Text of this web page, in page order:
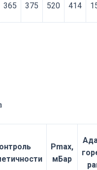
365 375 520 414
Pmax,
мБар